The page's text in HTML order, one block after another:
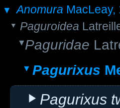
Anomura MacLeay,
Paguroidea
Paguridae
Pagurixus
Pagurixus